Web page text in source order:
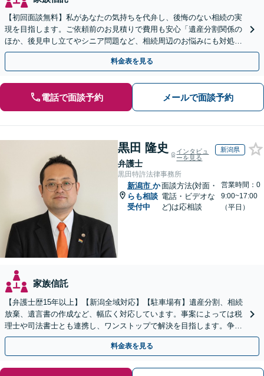
【初回面談無料】私があなたの気持ちを代弁し、後悔のない相続の実
現を目指します。ご依頼前のお見積りで費用も安心「遺産分割関係の
ほか、後見申し立てやシニア問題など、相続周辺のお悩みにも対処可
能」【WEB面談対応】
料金表を見る
電話で面談予約 メールで面談予約
黒田 隆史
弁護士
インタビュ
ーを見る
新潟県
黒田特許法律事務所
新潟市 か
らも相談
受付中
面談方法(対面・
電話・ビデオな
ど)は応相談
営業時間：0
9:00~17:00
（平日）
家族信託
【弁護士歴15年以上】【新潟全域対応】【駐車場有】遺産分割、相続
放棄、遺言書の作成など、幅広く対応しています。事案によっては税
理士や司法書士とも連携し、ワンストップで解決を目指します。争い
を防ぐためにもぜひご相談ください。【分割払い可】
料金表を見る